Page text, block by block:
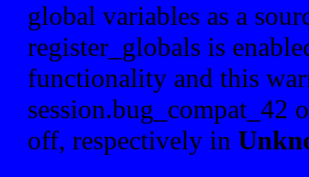
global variables as a
register_globals is
functionality and this
session.bug_compat_42
off, respectively in